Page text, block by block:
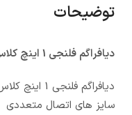
توضیحات
دیافراگم فلنجی 1 اینچ کلاس 300 اینسترومیت مدل 990.27
سایز های اتصال متعددی